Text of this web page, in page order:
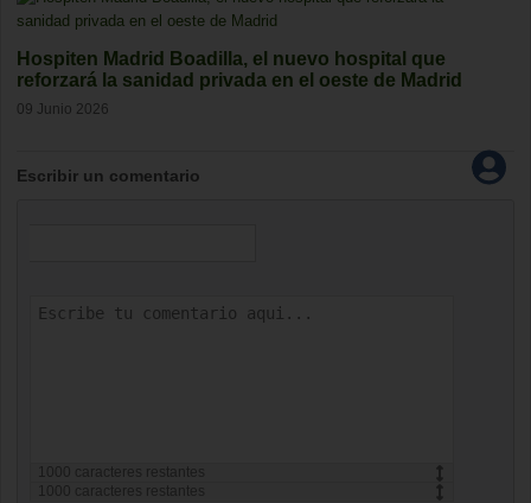
Hospiten Madrid Boadilla, el nuevo hospital que
reforzará la sanidad privada en el oeste de Madrid
09 Junio 2026
Escribir un comentario
caracteres restantes
caracteres restantes